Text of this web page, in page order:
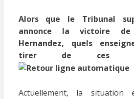
Alors que le Tribunal
annonce la victoire de
Hernandez, quels
tirer de ces
Actuellement, la situation